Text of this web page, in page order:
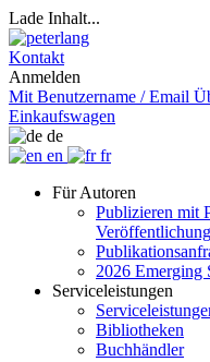
Lade Inhalt...
Kontakt
Anmelden
Mit Benutzername / Email
Einkaufswagen
de
en
fr
Für Autoren
Publizieren mit
2026 Emerging
Serviceleistungen
Bibliotheken
Buchhändler